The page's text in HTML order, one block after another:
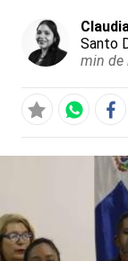
Santo
min de